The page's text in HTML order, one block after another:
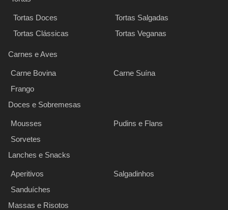
Tortas Doces
Tortas Salgadas
Tortas Clássicas
Tortas Veganas
Carnes e Aves
Carne Bovina
Carne Suína
Frango
Doces e Sobremesas
Mousses
Pudins e Flans
Sorvetes
Lanches e Snacks
Aperitivos
Salgadinhos
Sanduíches
Massas e Risotos